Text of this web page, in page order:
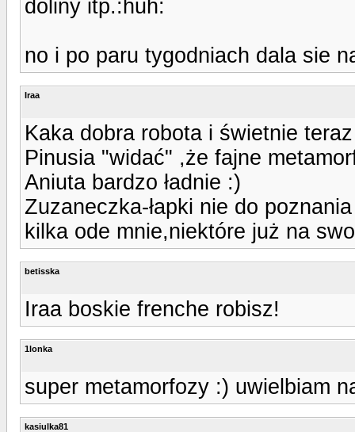
doliny itp.:huh:
no i po paru tygodniach dala sie
Iraa
Kaka dobra robota i świetnie
Pinusia "widać" ,że fajne
Aniuta bardzo ładnie :)
Zuzaneczka-łapki nie do
kilka ode mnie,niektóre już na
betisska
Iraa boskie frenche robisz!
1lonka
super metamorfozy :) uwielbiam
kasiulka81